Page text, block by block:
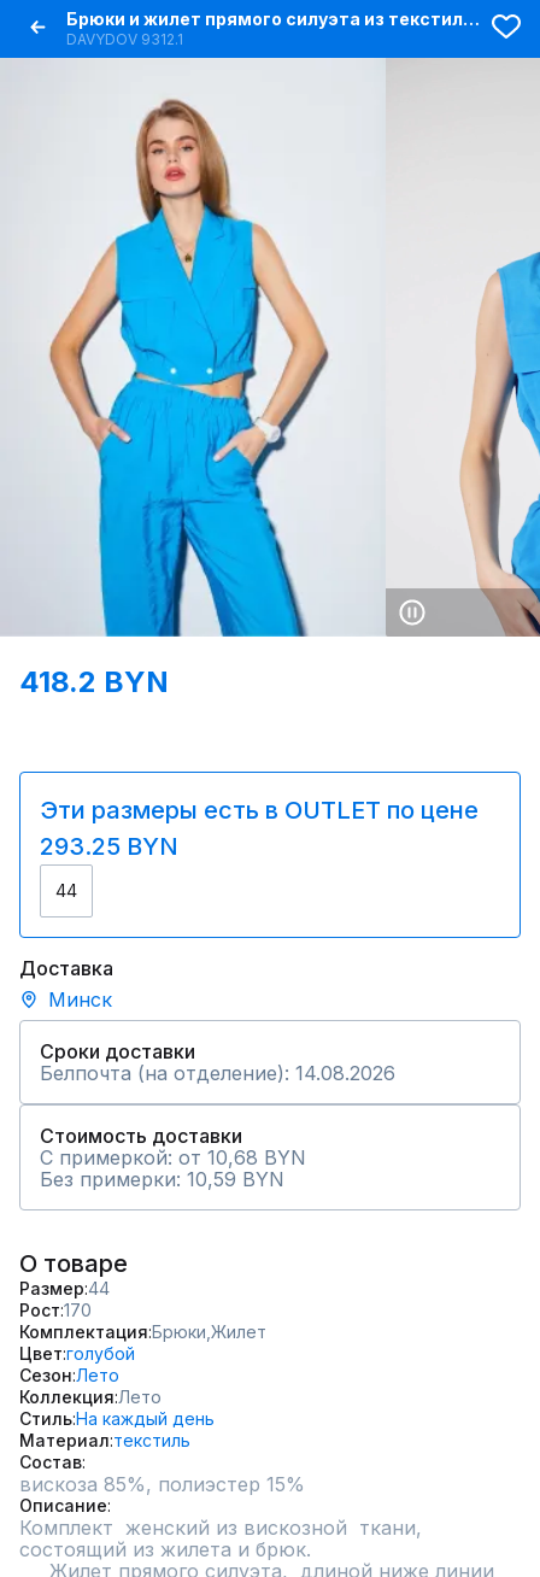
Брюки и жилет прямого силуэта из текстиля лето
DAVYDOV 9312.1
418.2 BYN
Эти размеры есть в OUTLET по цене
293.25 BYN
44
Доставка
Минск
Сроки доставки
Белпочта (на отделение): 14.08.2026
Стоимость доставки
С примеркой: от 10,68 BYN
Без примерки: 10,59 BYN
О товаре
Размер 44
Рост 170
Комплектация Брюки, Жилет
Цвет голубой
Сезон Лето
Коллекция Лето
СтильНа каждый день
Материал текстиль
Состав
Описание
Комплект  женский из вискозной  ткани,
состоящий из жилета и брюк.